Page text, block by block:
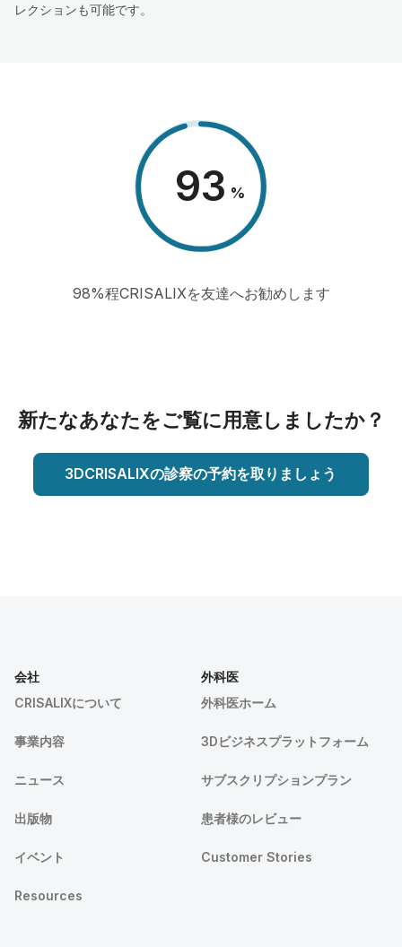
レクションも可能です。
98 %
98%程CRISALIXを友達へお勧めします
新たなあなたをご覧に用意しましたか？
3DCRISALIXの診察の予約を取りましょう
会社
CRISALIXについて
事業内容
ニュース
出版物
イベント
Resources
外科医
外科医ホーム
3Dビジネスプラットフォーム
サブスクリプションプラン
患者様のレビュー
Customer Stories